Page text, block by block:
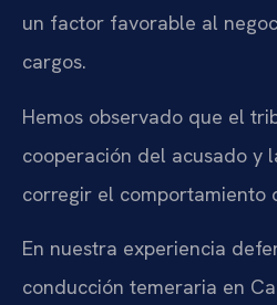
un factor favorable al
cargos.
Hemos observado que el
cooperación del acusado y
corregir el comportamiento
En nuestra experiencia
conducción temeraria en